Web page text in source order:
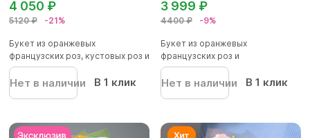
5120 ₽ -21%
4 050 ₽
Букет из оранжевых
французских роз, кустовых роз и
альс...
Нет в наличии В 1 клик
4400 ₽ -9%
3 999 ₽
Букет из оранжевых
французских роз и
альстромерии - М в...
Нет в наличии В 1 клик